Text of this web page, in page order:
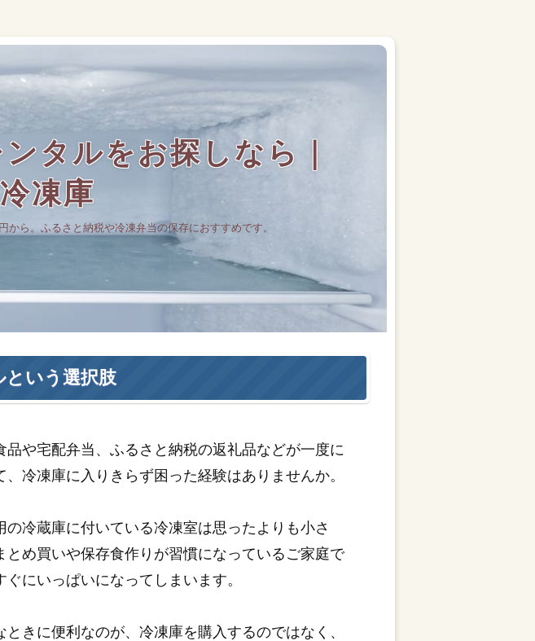
タルをお探しなら｜
凍庫
ら。ふるさと納税や冷凍弁当の保存におすすめです。
いう選択肢
品や宅配弁当、ふるさと納税の返礼品などが一度に
、冷凍庫に入りきらず困った経験はありませんか。
の冷蔵庫に付いている冷凍室は思ったよりも小さ
とめ買いや保存食作りが習慣になっているご家庭で
ぐにいっぱいになってしまいます。
ときに便利なのが、冷凍庫を購入するのではなく、